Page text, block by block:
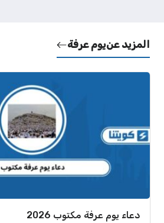
المزيد عنيوم عرفة
دعاء يوم عرفة مكتوب 2026